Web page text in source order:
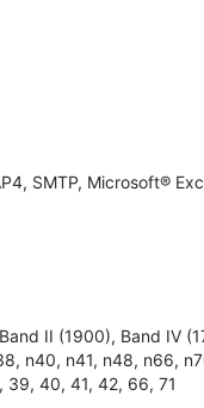
SMTP, Microsoft®
II (1900), Band IV
n40, n41, n48, n66,
40, 41, 42, 66, 71